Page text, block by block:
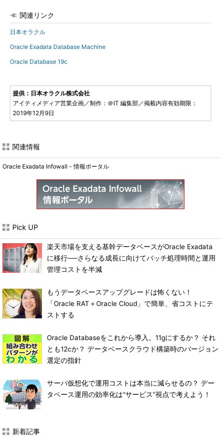
関連リンク
日本オラクル
Oracle Exadata Database Machine
Oracle Database 19c
提供：日本オラクル株式会社
アイティメディア営業企画／制作：＠IT 編集部／掲載内容有効期限：
2019年12月9日
関連情報
Oracle Exadata Infowall - 情報ポータル
Pick UP
楽天市場を支える基幹データベースがOracle Exadata
に移行──さらなる成長に向けてバッチ処理時間と運用
管理コストを半減
もうデータベースアップグレードは怖くない！
「Oracle RAT＋Oracle Cloud」で簡単、省コストにテ
ストする
Oracle Databaseをこれから導入。11gにするか？ それ
とも12cか？ データベースクラウド構築時のバージョン
選定の指針
サーバ仮想化で運用コストは本当に減らせるの？ デー
タベース運用の効率化は“サービス”視点で考えよう！
新着記事